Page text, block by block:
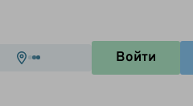
Войти